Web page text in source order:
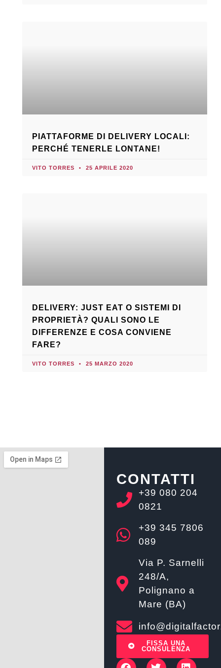
PIATTAFORME DI DELIVERY LOCALI:
PERCHÉ TENERLE LONTANE!
VITO TORRES 25 APRILE 2020
DELIVERY: JUST EAT O SISTEMI DI
PROPRIETÀ? QUALI SONO LE
DIFFERENZE E COSA CONVIENE
FARE?
VITO TORRES 25 MARZO 2020
CONTATTI
+39 080 204
0821
+39 345 7806
089
Via P. Sarnelli
248/A,
Polignano a
Mare (BA)
FISSA UNA
CONSULENZA